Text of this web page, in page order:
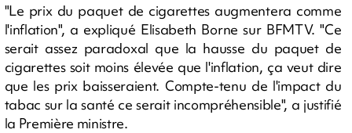
"Le prix du paquet de cigarettes augmentera comme
l'inflation", a expliqué Elisabeth Borne sur BFMTV. "Ce
serait assez paradoxal que la hausse du paquet de
cigarettes soit moins élevée que l'inflation, ça veut dire
que les prix baisseraient. Compte-tenu de l'impact du
tabac sur la santé ce serait incompréhensible", a justifié
la Première ministre.